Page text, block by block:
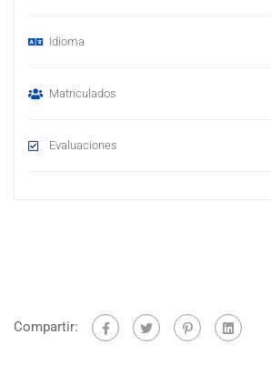
Idioma
Matriculados
Evaluaciones
Compartir: